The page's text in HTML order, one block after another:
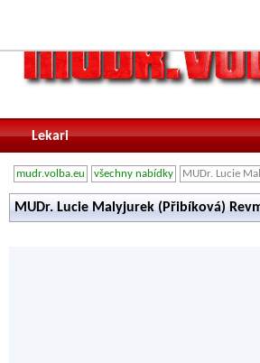
Lekari
mudr.volba.eu všechny nabídky MUDr. Lucie
MUDr. Lucie Malyjurek (Přibíková)